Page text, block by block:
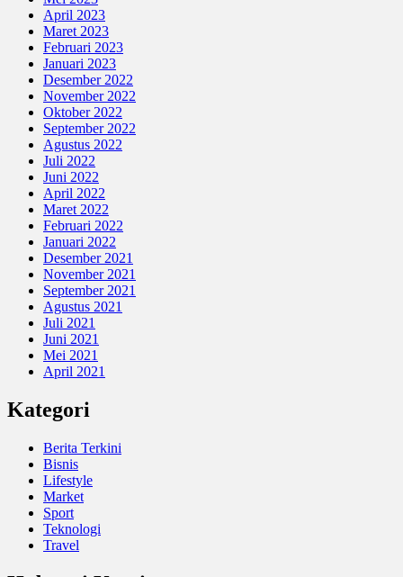
April 2023
Maret 2023
Februari 2023
Januari 2023
Desember 2022
November 2022
Oktober 2022
September 2022
Agustus 2022
Juli 2022
Juni 2022
April 2022
Maret 2022
Februari 2022
Januari 2022
Desember 2021
November 2021
September 2021
Agustus 2021
Juli 2021
Juni 2021
Mei 2021
April 2021
Kategori
Berita Terkini
Bisnis
Lifestyle
Market
Sport
Teknologi
Travel